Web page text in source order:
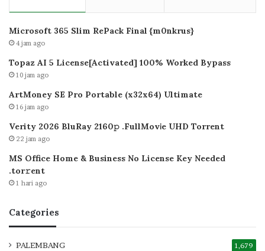
Microsoft 365 Slim RePack Final {m0nkrus}
4 jam ago
Topaz AI 5 License[Activated] 100% Worked Bypass
10 jam ago
ArtMoney SE Pro Portable (x32x64) Ultimate
16 jam ago
Verity 2026 BluRay 2160𝚙 .FullMov𝗂e UHD Torrent
22 jam ago
MS Office Home & Business No License Key Needed
.tоr𝚛еnt
1 hari ago
Categories
PALEMBANG 1,679